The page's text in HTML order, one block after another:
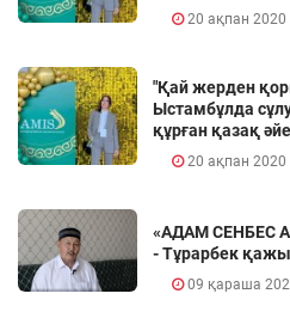
20 ақпан 2020
"Қай жерден
Ыстамбұлда
құрған қазақ
20 ақпан 2020
«АДАМ СЕНБЕС
- Тұрарбек
09 қараша